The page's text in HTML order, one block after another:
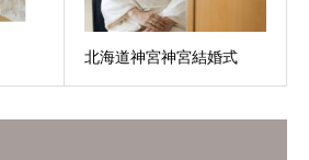
北海道神宮神宮結婚式